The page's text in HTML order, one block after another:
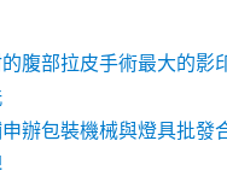
腹部拉皮手術最大的影
辦包裝機械與燈具批發